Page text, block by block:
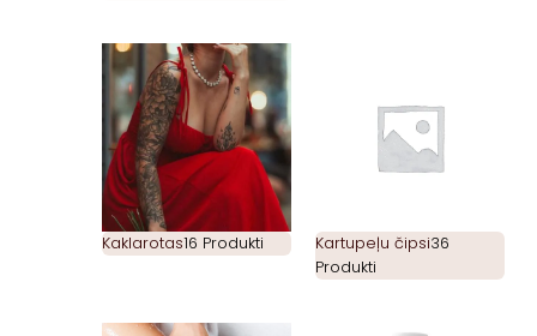
Kaklarotas16 Produkti Kartupeļu čipsi36
Produkti